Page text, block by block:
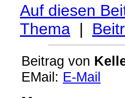
Auf diesen
Thema |
Beitrag von
EMail: E-Mail